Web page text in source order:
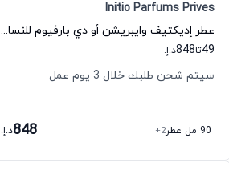
Initio Parfums Prives
عطر إديكتيف وايبريشن أو دي بارفيوم للنساء انيشيو
49تا848د.إ.
سيتم شحن طلبك خلال 3 يوم عمل
90 مل عطر +2
848د.إ.